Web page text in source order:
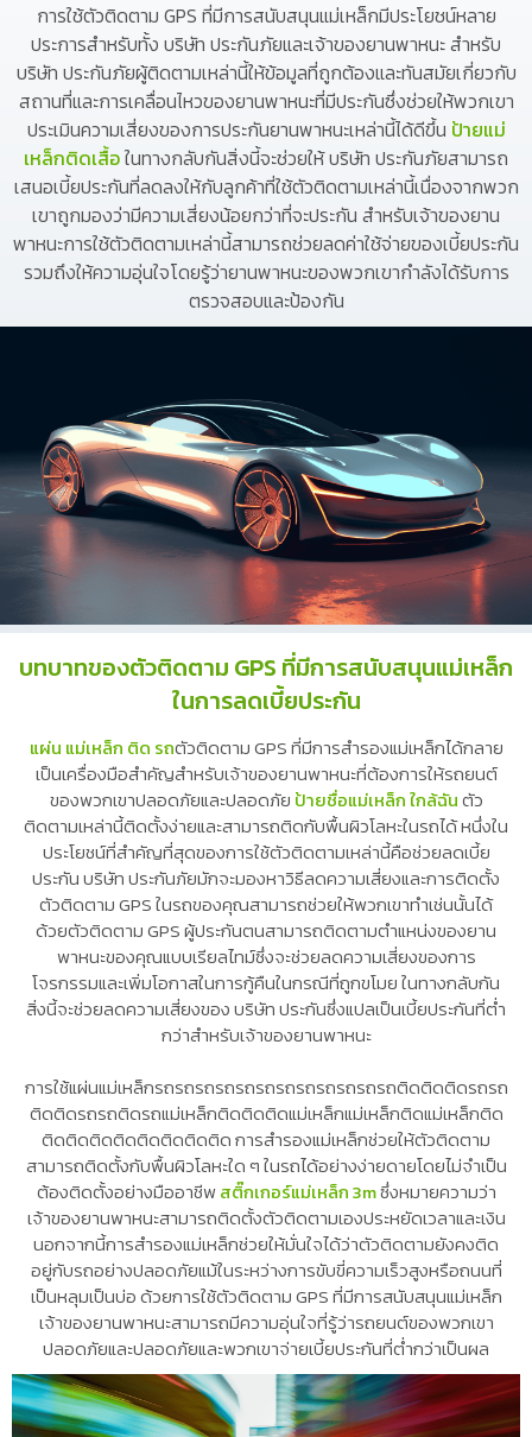
การใช้ตัวติดตาม GPS ที่มีการสนับสนุนแม่เหล็กมีประโยชน์หลาย
ประการสำหรับทั้ง บริษัท ประกันภัยและเจ้าของยานพาหนะ สำหรับ
บริษัท ประกันภัยผู้ติดตามเหล่านี้ให้ข้อมูลที่ถูกต้องและทันสมัยเกี่ยวกับ
สถานที่และการเคลื่อนไหวของยานพาหนะที่มีประกันซึ่งช่วยให้พวกเขา
ประเมินความเสี่ยงของการประกันยานพาหนะเหล่านี้ได้ดีขึ้น ป้ายแม่
เหล็กติดเสื้อในทางกลับกันสิ่งนี้จะช่วยให้ บริษัท ประกันภัยสามารถ
เสนอเบี้ยประกันที่ลดลงให้กับลูกค้าที่ใช้ตัวติดตามเหล่านี้เนื่องจากพวก
เขาถูกมองว่ามีความเสี่ยงน้อยกว่าที่จะประกัน สำหรับเจ้าของยาน
พาหนะการใช้ตัวติดตามเหล่านี้สามารถช่วยลดค่าใช้จ่ายของเบี้ยประกัน
รวมถึงให้ความอุ่นใจโดยรู้ว่ายานพาหนะของพวกเขากำลังได้รับการ
ตรวจสอบและป้องกัน
บทบาทของตัวติดตาม GPS ที่มีการสนับสนุนแม่เหล็ก
ในการลดเบี้ยประกัน
แผ่น แม่เหล็ก ติด รถตัวติดตาม GPS ที่มีการสำรองแม่เหล็กได้กลาย
เป็นเครื่องมือสำคัญสำหรับเจ้าของยานพาหนะที่ต้องการให้รถยนต์
ของพวกเขาปลอดภัยและปลอดภัย ป้ายชื่อแม่เหล็ก ใกล้ฉันตัว
ติดตามเหล่านี้ติดตั้งง่ายและสามารถติดกับพื้นผิวโลหะในรถได้ หนึ่งใน
ประโยชน์ที่สำคัญที่สุดของการใช้ตัวติดตามเหล่านี้คือช่วยลดเบี้ย
ประกัน บริษัท ประกันภัยมักจะมองหาวิธีลดความเสี่ยงและการติดตั้ง
ตัวติดตาม GPS ในรถของคุณสามารถช่วยให้พวกเขาทำเช่นนั้นได้
ด้วยตัวติดตาม GPS ผู้ประกันตนสามารถติดตามตำแหน่งของยาน
พาหนะของคุณแบบเรียลไทม์ซึ่งจะช่วยลดความเสี่ยงของการ
โจรกรรมและเพิ่มโอกาสในการกู้คืนในกรณีที่ถูกขโมย ในทางกลับกัน
สิ่งนี้จะช่วยลดความเสี่ยงของ บริษัท ประกันซึ่งแปลเป็นเบี้ยประกันที่ต่ำ
กว่าสำหรับเจ้าของยานพาหนะ
การใช้แผ่นแม่เหล็กรถรถรถรถรถรถรถรถรถรถรถรถติดติดติดรถรถ
ติดติดรถรถติดรถแม่เหล็กติดติดติดแม่เหล็กแม่เหล็กติดแม่เหล็กติด
ติดติดติดติดติดติดติดติด การสำรองแม่เหล็กช่วยให้ตัวติดตาม
สามารถติดตั้งกับพื้นผิวโลหะใด ๆ ในรถได้อย่างง่ายดายโดยไม่จำเป็น
ต้องติดตั้งอย่างมืออาชีพสติ๊กเกอร์แม่เหล็ก 3mซึ่งหมายความว่า
เจ้าของยานพาหนะสามารถติดตั้งตัวติดตามเองประหยัดเวลาและเงิน
นอกจากนี้การสำรองแม่เหล็กช่วยให้มั่นใจได้ว่าตัวติดตามยังคงติด
อยู่กับรถอย่างปลอดภัยแม้ในระหว่างการขับขี่ความเร็วสูงหรือถนนที่
เป็นหลุมเป็นบ่อ ด้วยการใช้ตัวติดตาม GPS ที่มีการสนับสนุนแม่เหล็ก
เจ้าของยานพาหนะสามารถมีความอุ่นใจที่รู้ว่ารถยนต์ของพวกเขา
ปลอดภัยและปลอดภัยและพวกเขาจ่ายเบี้ยประกันที่ต่ำกว่าเป็นผล